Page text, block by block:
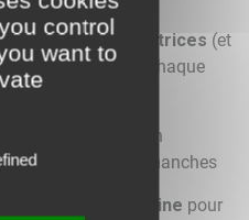
moins4 compétitrices (et
8 au départ de chaque
équipes de division
de toutes les manches
épreuve féminine pour
control
want to